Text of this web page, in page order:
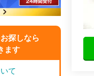
探しなら
ます
て